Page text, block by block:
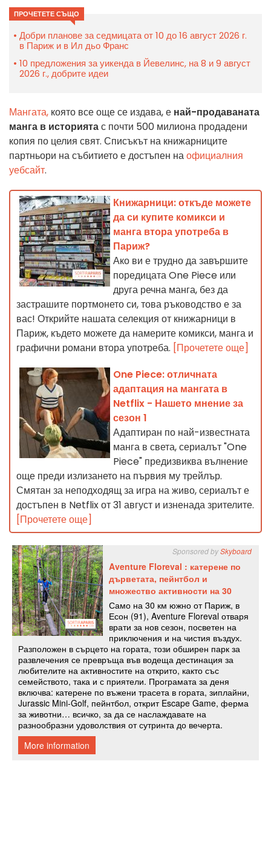
ПРОЧЕТЕТЕ СЪЩО
Добри планове за седмицата от 10 до 16 август 2026 г.
в Париж и в Ил дьо Франс
10 предложения за уикенда в Йевелинс, на 8 и 9 август
2026 г., добрите идеи
Мангата, която все още се издава, е най-продаваната
манга в историятас почти 500 милиона продадени
копия по целия свят. Списъкът на книжарниците
партньори на събитието е достъпен наофициалния
уебсайт.
Книжарници: откъде можете
да си купите комикси и
манга втора употреба в
Париж?
Ако ви е трудно да завършите
поредицата One Piece или
друга речна манга, без да
застрашите портмонето си, това ръководство е за
вас! Открийте нашата селекция от книжарници в
Париж, където можете да намерите комикси, манга и
графични романи втора употреба. [Прочетете още]
One Piece: отличната
адаптация на мангата в
Netflix - Нашето мнение за
сезон 1
Адаптиран по най-известната
манга в света, сериалът "One
Piece" предизвиква вълнение
още преди излизането на първия му трейлър.
Смятан за неподходящ за игра на живо, сериалът е
достъпен в Netflix от 31 август и изненада зрителите.
[Прочетете още]